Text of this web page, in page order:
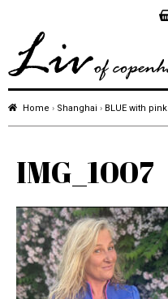
Home › Shanghai › BLUE with pink
IMG_1007